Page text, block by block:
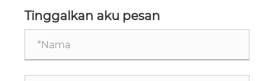
Tinggalkan aku pesan